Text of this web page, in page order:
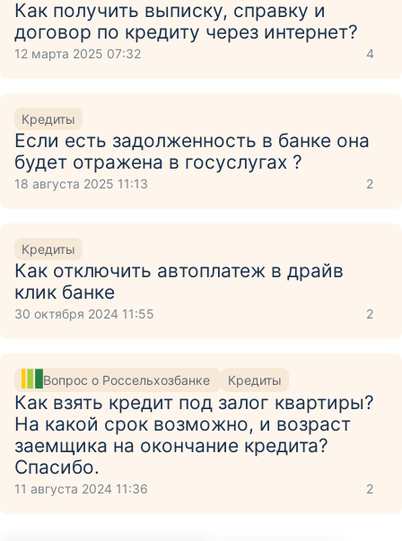
Как получить выписку, справку и
договор по кредиту через интернет?
12 марта 2025 07:32 4
Кредиты
Если есть задолженность в банке она
будет отражена в госуслугах ?
18 августа 2025 11:13 2
Кредиты
Как отключить автоплатеж в драйв
клик банке
30 октября 2024 11:55 2
Вопрос о Россельхозбанке Кредиты
Как взять кредит под залог квартиры?
На какой срок возможно, и возраст
заемщика на окончание кредита?
Спасибо.
11 августа 2024 11:36 2